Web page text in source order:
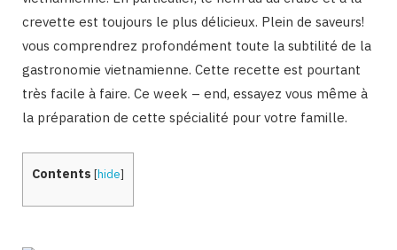
crevette est toujours le plus délicieux. Plein de saveurs!
vous comprendrez profondément toute la subtilité de la
gastronomie vietnamienne. Cette recette est pourtant
très facile à faire. Ce week – end, essayez vous même à
la préparation de cette spécialité pour votre famille.
Contents [hide]